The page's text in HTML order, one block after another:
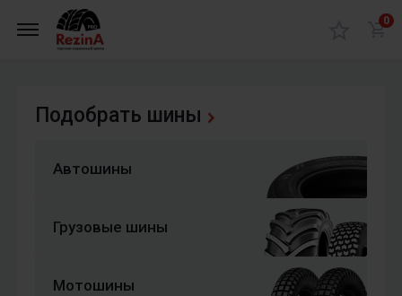
0
Подобрать шины
Автошины
Грузовые шины
Мотошины